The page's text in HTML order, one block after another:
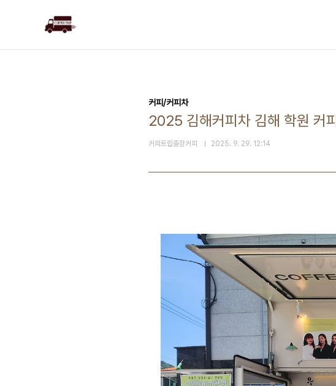
커피/커피차
2025 김해커피차 김해 학원 커피
커피트립출장커피 2025. 9. 29. 12:14